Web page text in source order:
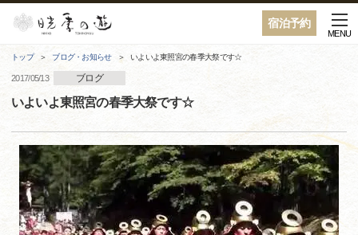
宿泊予約
MENU
トップ ブログ・お知らせ いよいよ東照宮の春季大祭です☆
2017/05/13 ブログ
いよいよ東照宮の春季大祭です☆